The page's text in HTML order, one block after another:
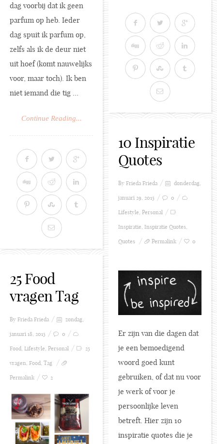
dag voorbij dat ik geen
parfum op heb. Ieder
dag spuit ik parfum op,
zelfs als ik de deur niet
uit hoef (komt nauwelijks
voor, maar toch). Ik ben
niet iemand die tig ...
Continue Reading...
10 Inspiratie
Quotes
By Frieda Frieda donderdag,
januari 29, 2015 0
Lifestyle, Personal
Inspiratie, Inspiratie Quotes,
Quotes Permalink 0
Er zijn van die dagen dat
je een bemoedigend
woord goed kunt
gebruiken, of dat nu voor
je werk of voor je
persoonlijke leven
betreft. Hier zijn 10
inspiratie quotes die je
25 Food
vragen Tag
By Frieda Frieda zondag,
januari 18, 2015 0
Food, Lifestyle, Personal 25
vragen, Food, Tag
Permalink 2